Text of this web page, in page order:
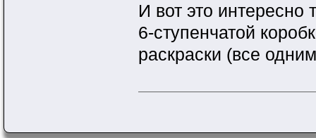
И вот это интересно
6-ступенчатой
раскраски (все